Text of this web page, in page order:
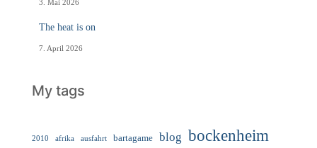
3. Mai 2026
The heat is on
7. April 2026
My tags
2010 afrika ausfahrt bartagame blog bockenheim